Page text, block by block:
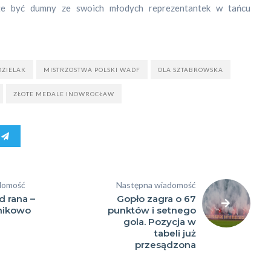
być dumny ze swoich młodych reprezentantek w tańcu
MISTRZOSTWA POLSKI WADF OLA SZTABROWSKA
ZŁOTE MEDALE INOWROCŁAW
rana –
Następna wiadomość
Gopło zagra o 67
punktów i setnego
gola. Pozycja w
tabeli już
przesądzona